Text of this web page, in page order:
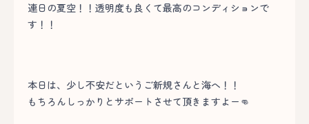
連日の夏空！！透明度も良くて最高のコンディションで
す！！
本日は、少し不安だというご新規さんと海へ！！
もちろんしっかりとサポートさせて頂きますよー👊